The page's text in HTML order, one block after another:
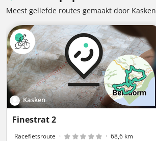
Meest geliefde routes gemaakt door Kasken
Kasken
Finestrat 2
Racefietsroute · · 68,6 km